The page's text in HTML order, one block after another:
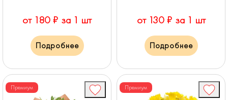
от 180 ₽ за 1 шт
Подробнее
от 130 ₽ за 1 шт
Подробнее
Премиум Премиум